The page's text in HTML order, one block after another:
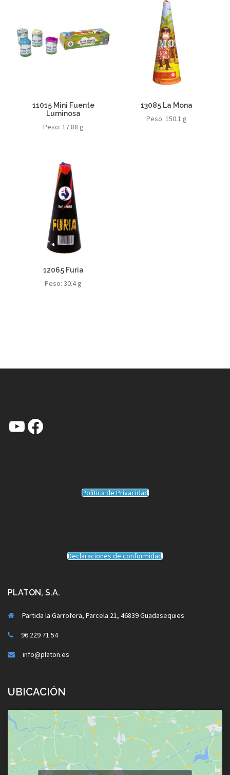
11015 Mini Fuente
Luminosa
Peso: 17.88 g
13085 La Mona
Peso: 150.1 g
12065 Furia
Peso: 30.4 g
YouTube
Facebook
Política de Privacidad
Declaraciones de conformidad
PLATON, S.A.
Partida la Garrofera, Parcela 21, 46839 Guadasequies
96 229 71 54
info@platon.es
UBICACIÓN